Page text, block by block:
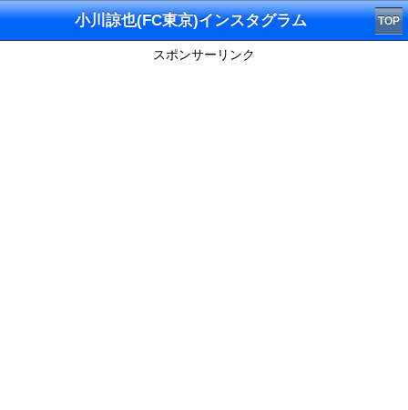
小川諒也(FC東京)インスタグラム TOP
スポンサーリンク